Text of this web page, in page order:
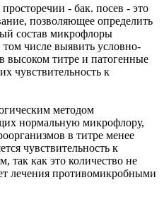
- бак. посев - это
позволяющее определить
состав микрофлоры
числе выявить условно-
высоком титре и патогенные
чувствительность к
методом
нормальную микрофлору,
в титре менее
чувствительность к
так как это количество не
лечения противомикробными